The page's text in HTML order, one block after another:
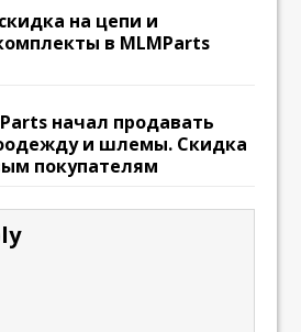
на цепи и
в MLMParts
начал продавать
и шлемы. Скидка
покупателям